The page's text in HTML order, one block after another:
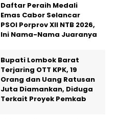
Daftar Peraih Medali
Emas Cabor Selancar
PSOI Porprov XII NTB 2026,
Ini Nama-Nama Juaranya
Bupati Lombok Barat
Terjaring OTT KPK, 19
Orang dan Uang Ratusan
Juta Diamankan, Diduga
Terkait Proyek Pemkab